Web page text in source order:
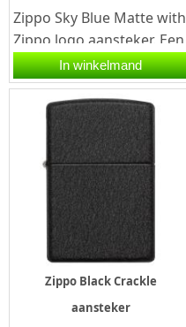
Zippo Sky Blue Matte with
Zippo logo aansteker. Een
Zippo benzine aansteker
is een zeer...
In winkelmand
Zippo Black Crackle
aansteker